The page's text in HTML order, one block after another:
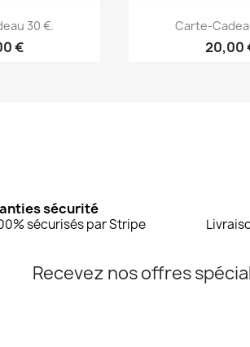
rapide
30 €.
€
Aperçu
Carte-
20,00
sécurité
sécurisés par Stripe
Recevez nos offres